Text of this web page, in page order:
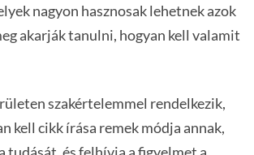
nagyon hasznosak lehetnek azok
akarják tanulni, hogyan kell valamit
szakértelemmel rendelkezik,
kell cikk írása remek módja annak,
tudását, és felhívja a figyelmet a